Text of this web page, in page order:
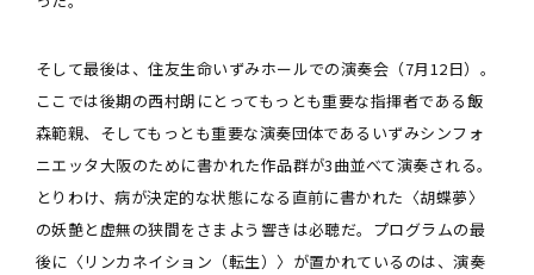
そして最後は、住友生命いずみホールでの演奏会（7月12日）。
ここでは後期の西村朗にとってもっとも重要な指揮者である飯
森範親、そしてもっとも重要な演奏団体であるいずみシンフォ
ニエッタ大阪のために書かれた作品群が3曲並べて演奏される。
とりわけ、病が決定的な状態になる直前に書かれた〈胡蝶夢〉
の妖艶と虚無の狭間をさまよう響きは必聴だ。プログラムの最
後に〈リンカネイション（転生）〉が置かれているのは、演奏